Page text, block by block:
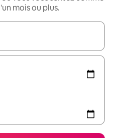
mois ou plus.
utilisez les flèches vers le